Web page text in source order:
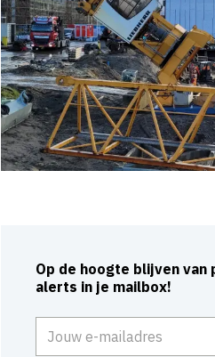
Op de hoogte blijven
alerts in je mailbox!